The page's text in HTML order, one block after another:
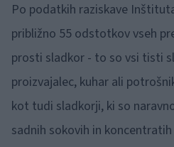
Po podatkih raziskave
približno 55 odstotkov vseh
prosti sladkor - to so vsi tisti
proizvajalec, kuhar ali
kot tudi sladkorji, ki so
sadnih sokovih in